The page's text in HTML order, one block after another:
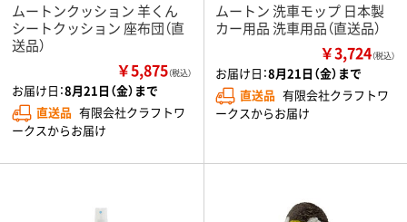
ムートンクッション 羊くん
シートクッション 座布団（直
送品）
￥5,875（税込）
お届け日：8月21日（金）まで
直送品 有限会社クラフトワ
ークスからお届け
ムートン 洗車モップ 日本製
カー用品 洗車用品（直送品）
￥3,724（税込）
お届け日：8月21日（金）まで
直送品 有限会社クラフトワ
ークスからお届け